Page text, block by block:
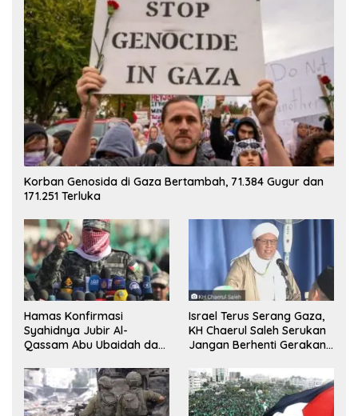
Korban Genosida di Gaza Bertambah, 71.384 Gugur dan
171.251 Terluka
Hamas Konfirmasi
Syahidnya Jubir Al-
Qassam Abu Ubaidah dan
Sinwar
Israel Terus Serang Gaza,
KH Chaerul Saleh Serukan
Jangan Berhenti Gerakan